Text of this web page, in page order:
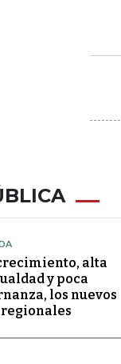
alta
y poca
los nuevos